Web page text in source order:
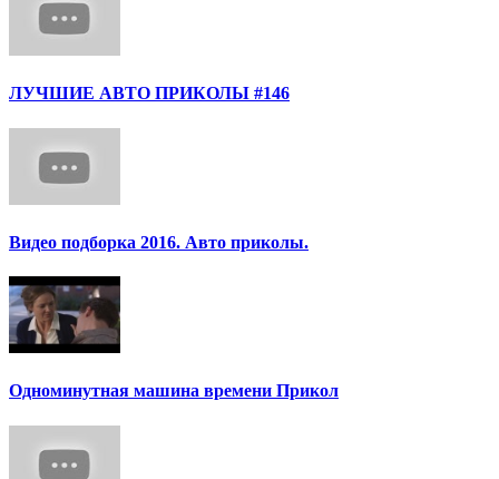
ЛУЧШИЕ АВТО ПРИКОЛЫ #146
Видео подборка 2016. Авто приколы.
Одноминутная машина времени Прикол